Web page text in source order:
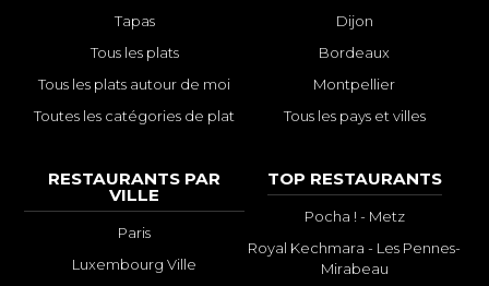
Tapas
Tous les plats
Tous les plats autour de moi
Toutes les catégories de plat
Dijon
Bordeaux
Montpellier
Tous les pays et villes
RESTAURANTS PAR
VILLE
Paris
Luxembourg Ville
TOP RESTAURANTS
Pocha ! - Metz
Royal Kechmara - Les Pennes-
Mirabeau